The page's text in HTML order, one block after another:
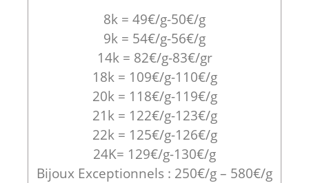
8k = 49€/g-50€/g
9k = 54€/g-56€/g
14k = 82€/g-83€/gr
18k = 109€/g-110€/g
20k = 118€/g-119€/g
21k = 122€/g-123€/g
22k = 125€/g-126€/g
24K= 129€/g-130€/g
Bijoux Exceptionnels : 250€/g – 580€/g